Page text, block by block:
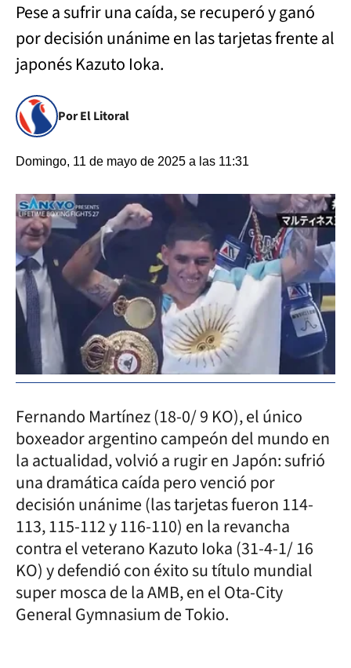
Pese a sufrir una caída, se recuperó y ganó
por decisión unánime en las tarjetas frente al
japonés Kazuto Ioka.
Por El Litoral
Domingo, 11 de mayo de 2025 a las 11:31
Fernando Martínez (18-0/ 9 KO), el único
boxeador argentino campeón del mundo en
la actualidad, volvió a rugir en Japón: sufrió
una dramática caída pero venció por
decisión unánime (las tarjetas fueron 114-
113, 115-112 y 116-110) en la revancha
contra el veterano Kazuto Ioka (31-4-1/ 16
KO) y defendió con éxito su título mundial
super mosca de la AMB, en el Ota-City
General Gymnasium de Tokio.